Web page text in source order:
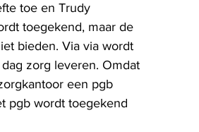
toe en Trudy
toegekend, maar de
bieden. Via via wordt
zorg leveren. Omdat
een pgb
pgb wordt toegekend